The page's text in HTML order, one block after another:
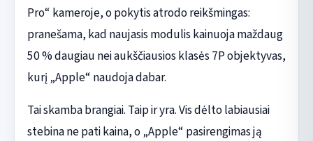
Pro“ kameroje, o pokytis atrodo reikšmingas:
pranešama, kad naujasis modulis kainuoja maždaug
50 % daugiau nei aukščiausios klasės 7P objektyvas,
kurį „Apple“ naudoja dabar.
Tai skamba brangiai. Taip ir yra. Vis dėlto labiausiai
stebina ne pati kaina, o „Apple“ pasirengimas ją